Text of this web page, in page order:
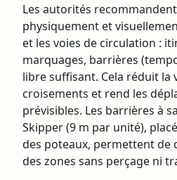
Les autorités
physiquement et
et les voies de circulation :
marquages, barrières
libre suffisant. Cela réduit la
croisements et rend les
prévisibles. Les barrières à
Skipper (9 m par unité),
des poteaux, permettent
des zones sans perçage ni